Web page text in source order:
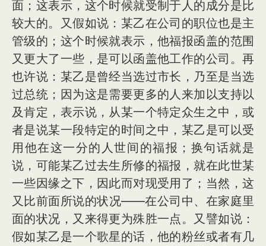
面；这表示，这个时候就受制于人的成分是比
较大的。又假如说：某乙在公司的职位也是主
管级的；这个时候就表示，他福报函盖的范围
又更大了一些，是可以函盖他工作的公司。再
也许说：某乙是曾经当选过市长，乃至是当选
过总统；因为这是需要更多的人来加以支持以
及肯定，表示说，从某一个特定众生之中，或
者是说某一段特定的时间之中，某乙是可以受
用他在这一分的人世间的福报；换句话就是
说，可能某乙过去生所修的福报，就在此世某
一些因缘之下，因此而对现受用了；当然，这
又比前面所说的状况——在公司中、在家庭里
面的状况，又来得更为殊胜一点。又譬如说：
假如某乙是一个歌星的话，他的粉丝或者有几